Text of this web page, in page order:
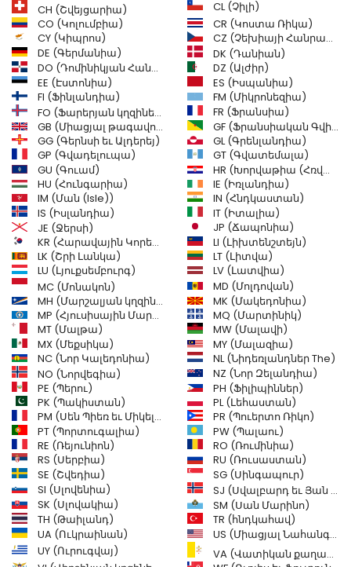
CH (Շվեյցարիա)
CL (Չիլի)
CO (Կոլումբիա)
CR (Կոստա Ռիկա)
CY (Կիպրոս)
CZ (Չեխիայի Հանրապետություն)
DE (Գերմանիա)
DK (Դանիան)
DO (Դոմինիկյան Հանրապետություն)
DZ (Ալժիր)
EE (Էստոնիա)
ES (Իսպանիա)
FI (Ֆինլանդիա)
FM (Միկրոնեզիա)
FO (Ֆարերյան կղզիներ)
FR (Ֆրանսիա)
GB (Միացյալ թագավորություն)
GF (Ֆրանսիական Գվիանա)
GG (Գերնսի եւ Ալդերեյ)
GL (Գրենլանդիա)
GP (Գվադելուպա)
GT (Գվատեմալա)
GU (Գուամ)
HR (Խորվաթիա (Հռվացկա))
HU (Հունգարիա)
IE (Իռլանդիա)
IM (Ման (Isle))
IN (Հնդկաստան)
IS (Իսլանդիա)
IT (Իտալիա)
JE (Ջերսի)
JP (Ճապոնիա)
KR (Հարավային Կորեա)
LI (Լիխտենշտեյն)
LK (Շրի Լանկա)
LT (Լիտվա)
LU (Լյուքսեմբուրգ)
LV (Լատվիա)
MC (Մոնակոն)
MD (Մոլդովան)
MH (Մարշալյան կղզիներ)
MK (Մակեդոնիա)
MP (Հյուսիսային Մարիանյան կղզիներ)
MQ (Մարտինիկ)
MT (Մալթա)
MW (Մալավի)
MX (Մեքսիկա)
MY (Մալազիա)
NC (Նոր Կալեդոնիա)
NL (Նիդեռլանդներ The)
NO (Նորվեգիա)
NZ (Նոր Զելանդիա)
PE (Պերու)
PH (Ֆիլիպիններ)
PK (Պակիստան)
PL (Լեհաստան)
PM (Սեն Պիեռ եւ Միկելոն)
PR (Պուերտո Ռիկո)
PT (Պորտուգալիա)
PW (Պալաու)
RE (Ռեյունիոն)
RO (Ռումինիա)
RS (Սերբիա)
RU (Ռուսաստան)
SE (Շվեդիա)
SG (Սինգապուր)
SI (Սլովենիա)
SJ (Սվալբարդ եւ Յան Մայեն կղզիներ)
SK (Սլովակիա)
SM (Սան Մարինո)
TH (Թաիլանդ)
TR (հնդկահավ)
UA (Ուկրաինան)
US (Միացյալ Նահանգներ)
UY (Ուրուգվայ)
VA (Վատիկան քաղաք (Մայր Աթոռ))